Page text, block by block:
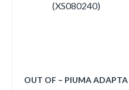
OUT OF – PIUMA